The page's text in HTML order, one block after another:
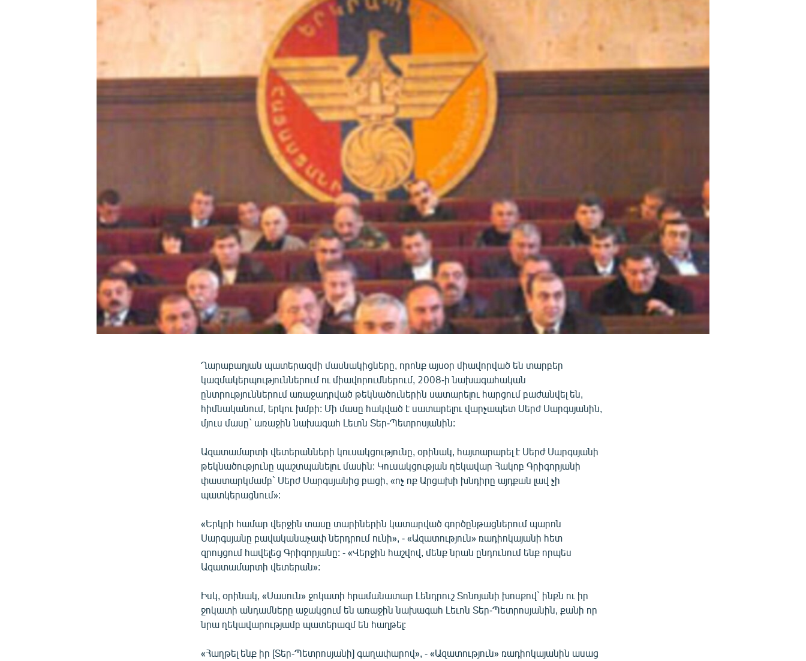
ՄԵԿՆԱԲԱՆՈՒԹՅՈՒՆ
ՁԳՏԵԼՈՎ ԼԱՎԱԳՈՒՅՆԻՆ
Ղարաբաղյան պատերազմի մասնակիցները, որոնք այսօր միավորված են տարբեր
կազմակերպություններում ու միավորումներում, 2008-ի նախագահական
ընտրություններում առաջադրված թեկնածուներին սատարելու հարցում բաժանվել են,
հիմնականում, երկու խմբի: Մի մասը հակված է սատարելու վարչապետ Սերժ Սարգսյանին,
մյուս մասը` առաջին նախագահ Լեւոն Տեր-Պետրոսյանին:
Ազատամարտի վետերանների կուսակցությունը, օրինակ, հայտարարել է Սերժ Սարգսյանի
թեկնածությունը պաշտպանելու մասին: Կուսակցության ղեկավար Հակոբ Գրիգորյանի
փաստարկմամբ` Սերժ Սարգսյանից բացի, «ոչ ոք Արցախի խնդիրը այդքան լավ չի
պատկերացնում»:
«Երկրի համար վերջին տասը տարիներին կատարված գործընթացներում պարոն
Սարգսյանը բավականաչափ ներդրում ունի», - «Ազատություն» ռադիոկայանի հետ
զրույցում հավելեց Գրիգորյանը: - «Վերջին հաշվով, մենք նրան ընդունում ենք որպես
Ազատամարտի վետերան»:
Իսկ, օրինակ, «Սասուն» ջոկատի հրամանատար Լենդրուշ Տոնոյանի խոսքով` ինքն ու իր
ջոկատի անդամները աջակցում են առաջին նախագահ Լեւոն Տեր-Պետրոսյանին, քանի որ
նրա ղեկավարությամբ պատերազմ են հաղթել:
«Հաղթել ենք իր [Տեր-Պետրոսյանի] գաղափարով», - «Ազատություն» ռադիոկայանին ասաց